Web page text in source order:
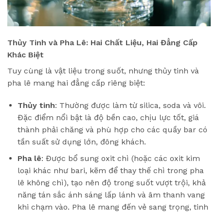
Thủy Tinh và Pha Lê: Hai Chất Liệu, Hai Đẳng Cấp
Khác Biệt
Tuy cùng là vật liệu trong suốt, nhưng thủy tinh và
pha lê mang hai đẳng cấp riêng biệt:
Thủy tinh: Thường được làm từ silica, soda và vôi.
Đặc điểm nổi bật là độ bền cao, chịu lực tốt, giá
thành phải chăng và phù hợp cho các quầy bar có
tần suất sử dụng lớn, đông khách.
Pha lê: Được bổ sung oxit chì (hoặc các oxit kim
loại khác như bari, kẽm để thay thế chì trong pha
lê không chì), tạo nên độ trong suốt vượt trội, khả
năng tán sắc ánh sáng lấp lánh và âm thanh vang
khi chạm vào. Pha lê mang đến vẻ sang trọng, tinh